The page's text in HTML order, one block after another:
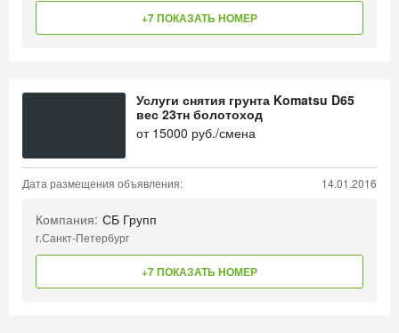
+7 ПОКАЗАТЬ НОМЕР
Услуги снятия грунта Komatsu D65
вес 23тн болотоход
от 15000 руб./смена
Дата размещения объявления: 14.01.2016
Компания: СБ Групп
г.Санкт-Петербург
+7 ПОКАЗАТЬ НОМЕР